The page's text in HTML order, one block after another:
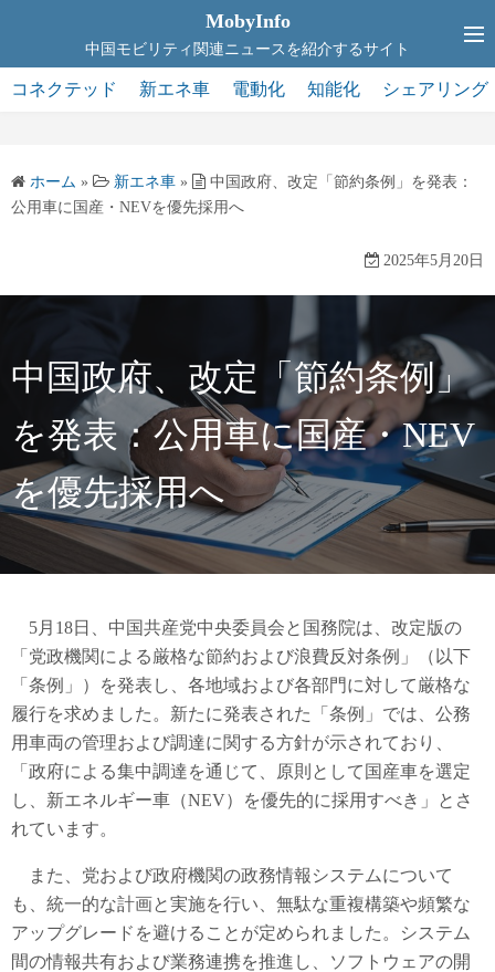
テ
ン
ス
キ
MobyInfo
中国モビリティ関連ニュースを紹介するサイト
コネクテッド 新エネ車 電動化 知能化 シェアリング
ホーム » 新エネ車 »
中国政府、改定「節約条例」を発表：
公用車に国産・NEVを優先採用へ
2025年5月20日
中国政府、改定「節約条例」
を発表：公用車に国産・NEV
を優先採用へ
5月18日、中国共産党中央委員会と国務院は、改定版の
「党政機関による厳格な節約および浪費反対条例」（以下
「条例」）を発表し、各地域および各部門に対して厳格な
履行を求めました。新たに発表された「条例」では、公務
用車両の管理および調達に関する方針が示されており、
「政府による集中調達を通じて、原則として国産車を選定
し、新エネルギー車（NEV）を優先的に採用すべき」とさ
れています。
また、党および政府機関の政務情報システムについて
も、統一的な計画と実施を行い、無駄な重複構築や頻繁な
アップグレードを避けることが定められました。システム
間の情報共有および業務連携を推進し、ソフトウェアの開